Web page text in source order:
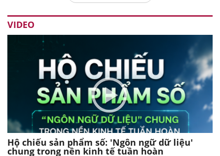
VIDEO
Hộ chiếu sản phẩm số: 'Ngôn ngữ dữ liệu'
chung trong nền kinh tế tuần hoàn